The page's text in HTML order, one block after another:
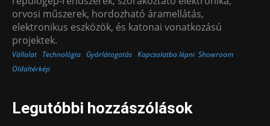
orvosi műszerek, hordozható áramellátás,
elektronikus eszközök, és katonai vonatkozású
projektek.
Vállalat Technológia Gyárlátogatás Kapcsolatba lépni Showroom
Oldaltérkép
Legutóbbi hozzászólások